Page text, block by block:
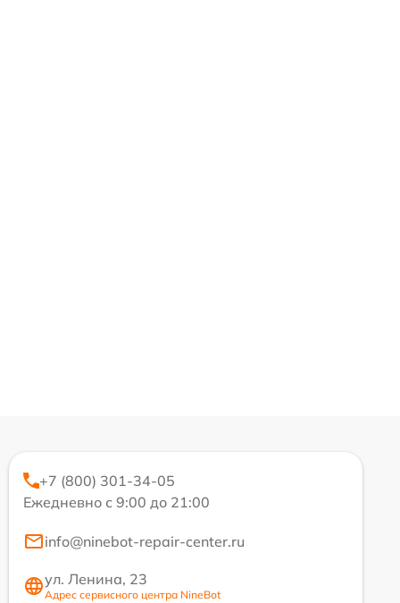
+7 (800) 301-34-05
Ежедневно с 9:00 до 21:00
info@ninebot-repair-center.ru
ул. Ленина, 23
Адрес сервисного центра NineBot